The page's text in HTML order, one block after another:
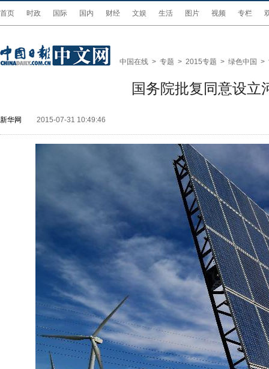
首页 时政 国际 国内 财经 文娱 生活 图片 视频 专栏
中国在线 > 专题 > 2015专题 > 绿色中国 >
国务院批复同意设立
新华网 2015-07-31 10:49:46